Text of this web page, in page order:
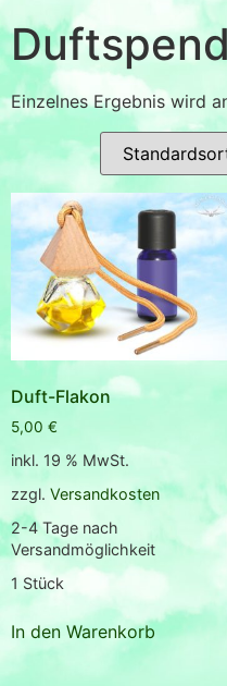
Einzelnes Ergebnis wird
Duft-Flakon
5,00 €
inkl. 19 % MwSt.
zzgl. Versandkosten
2-4 Tage nach
Versandmöglichkeit
1 Stück
In den Warenkorb